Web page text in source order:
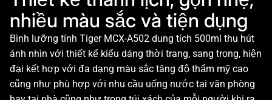
nhiều màu sắc và tiện dụng
Bình lưỡng tính Tiger MCX-A502 dung tích 500ml thu hút
ánh nhìn với thiết kế kiểu dáng thời trang, sang trọng, hiện
đại kết hợp với đa dạng màu sắc tăng độ thẩm mỹ cao
cũng như phù hợp với nhu cầu uống nước tại văn phòng